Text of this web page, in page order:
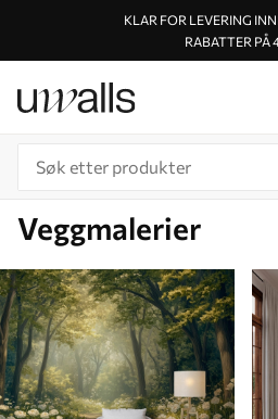
KLAR FOR LEVERING
RABATTER PÅ
Veggmalerier